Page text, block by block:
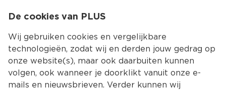
Kies jouw
Terug Producten
De cookies van PLUS
Wij gebruiken cookies en vergelijkbare
technologieën, zodat wij en derden jouw gedrag op
onze website(s), maar ook daarbuiten kunnen
volgen, ook wanneer je doorklikt vanuit onze e-
mails en nieuwsbrieven. Verder kunnen wij